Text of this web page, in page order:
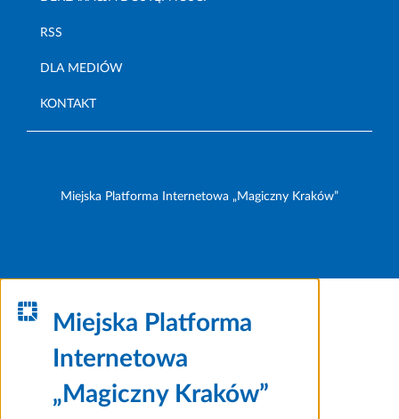
RSS
DLA MEDIÓW
KONTAKT
Miejska Platforma Internetowa „Magiczny Kraków”
Miejska Platforma
Internetowa
„Magiczny Kraków”